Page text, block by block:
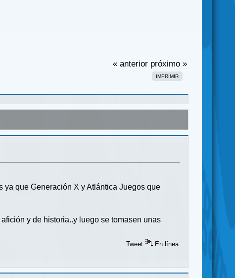
« anterior próximo »
IMPRIMIR
ya que Generación X y Atlántica Juegos que
y de historia..y luego se tomasen unas
Tweet En línea